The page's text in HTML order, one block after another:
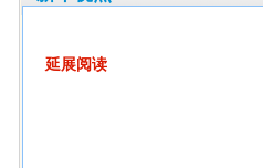
延展阅读
利益固化，藩篱如何冲破？